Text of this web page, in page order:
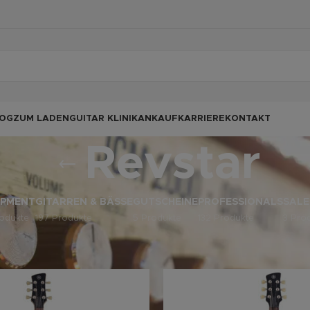
ZUM LADEN GUITAR KLINIKANKAUF KARRIERE KONTAKT
Revstar
GITARREN & BÄSSE
197 Produkte
GUTSCHEINE PROFESSIONALS
132 Produkte
verschlagwortet mit „Revstar“